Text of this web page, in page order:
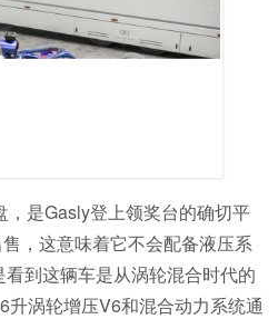
是Gasly登上领奖台的确切平
，这意味着它不会配备液压系
到这辆车是从涡轮混合时代的
涡轮增压V6和混合动力系统通